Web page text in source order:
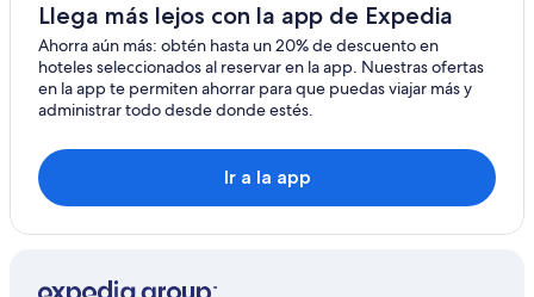
Hoteles familiares en Lofoten
Hoteles con sauna en Lofoten
Hoteles con vista en Lofoten
Lodges en Lofoten
Llega más lejos con la app de Expedia
Ahorra aún más: obtén hasta un 20% de descuento en
hoteles seleccionados al reservar en la app. Nuestras ofertas
en la app te permiten ahorrar para que puedas viajar más y
administrar todo desde donde estés.
Ir a la app